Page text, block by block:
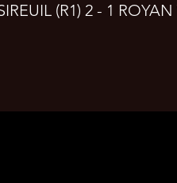
(R1) 2 - 1 ROYAN